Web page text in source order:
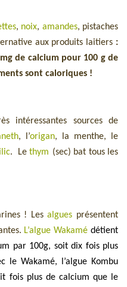
, noix, amandes, pistaches
aux produits laitiers :
de calcium pour 100 g de
sont caloriques !
intéressantes sources de
, l’origan, la menthe, le
. Lethym (sec) bat tous les
! Les algues présentent
L’algue Wakamé détient
par 100g, soit dix fois plus
Wakamé, l’algue Kombu
fois plus de calcium que le